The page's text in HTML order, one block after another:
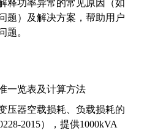
释功率异常的常见原因（如
题）及解决方案，帮助用户
题。
一览表及计算方法
压器空载损耗、负载损耗的
2015），提供1000kVA